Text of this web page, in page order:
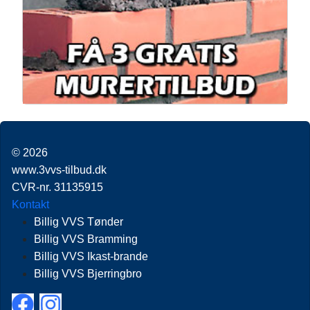
© 2026
www.3vvs-tilbud.dk
CVR-nr. 31135915
Kontakt
Billig VVS Tønder
Billig VVS Bramming
Billig VVS Ikast-brande
Billig VVS Bjerringbro